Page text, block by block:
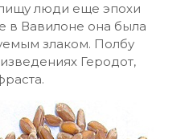
люди еще эпохи
в Вавилоне она была
злаком. Полбу
Геродот,